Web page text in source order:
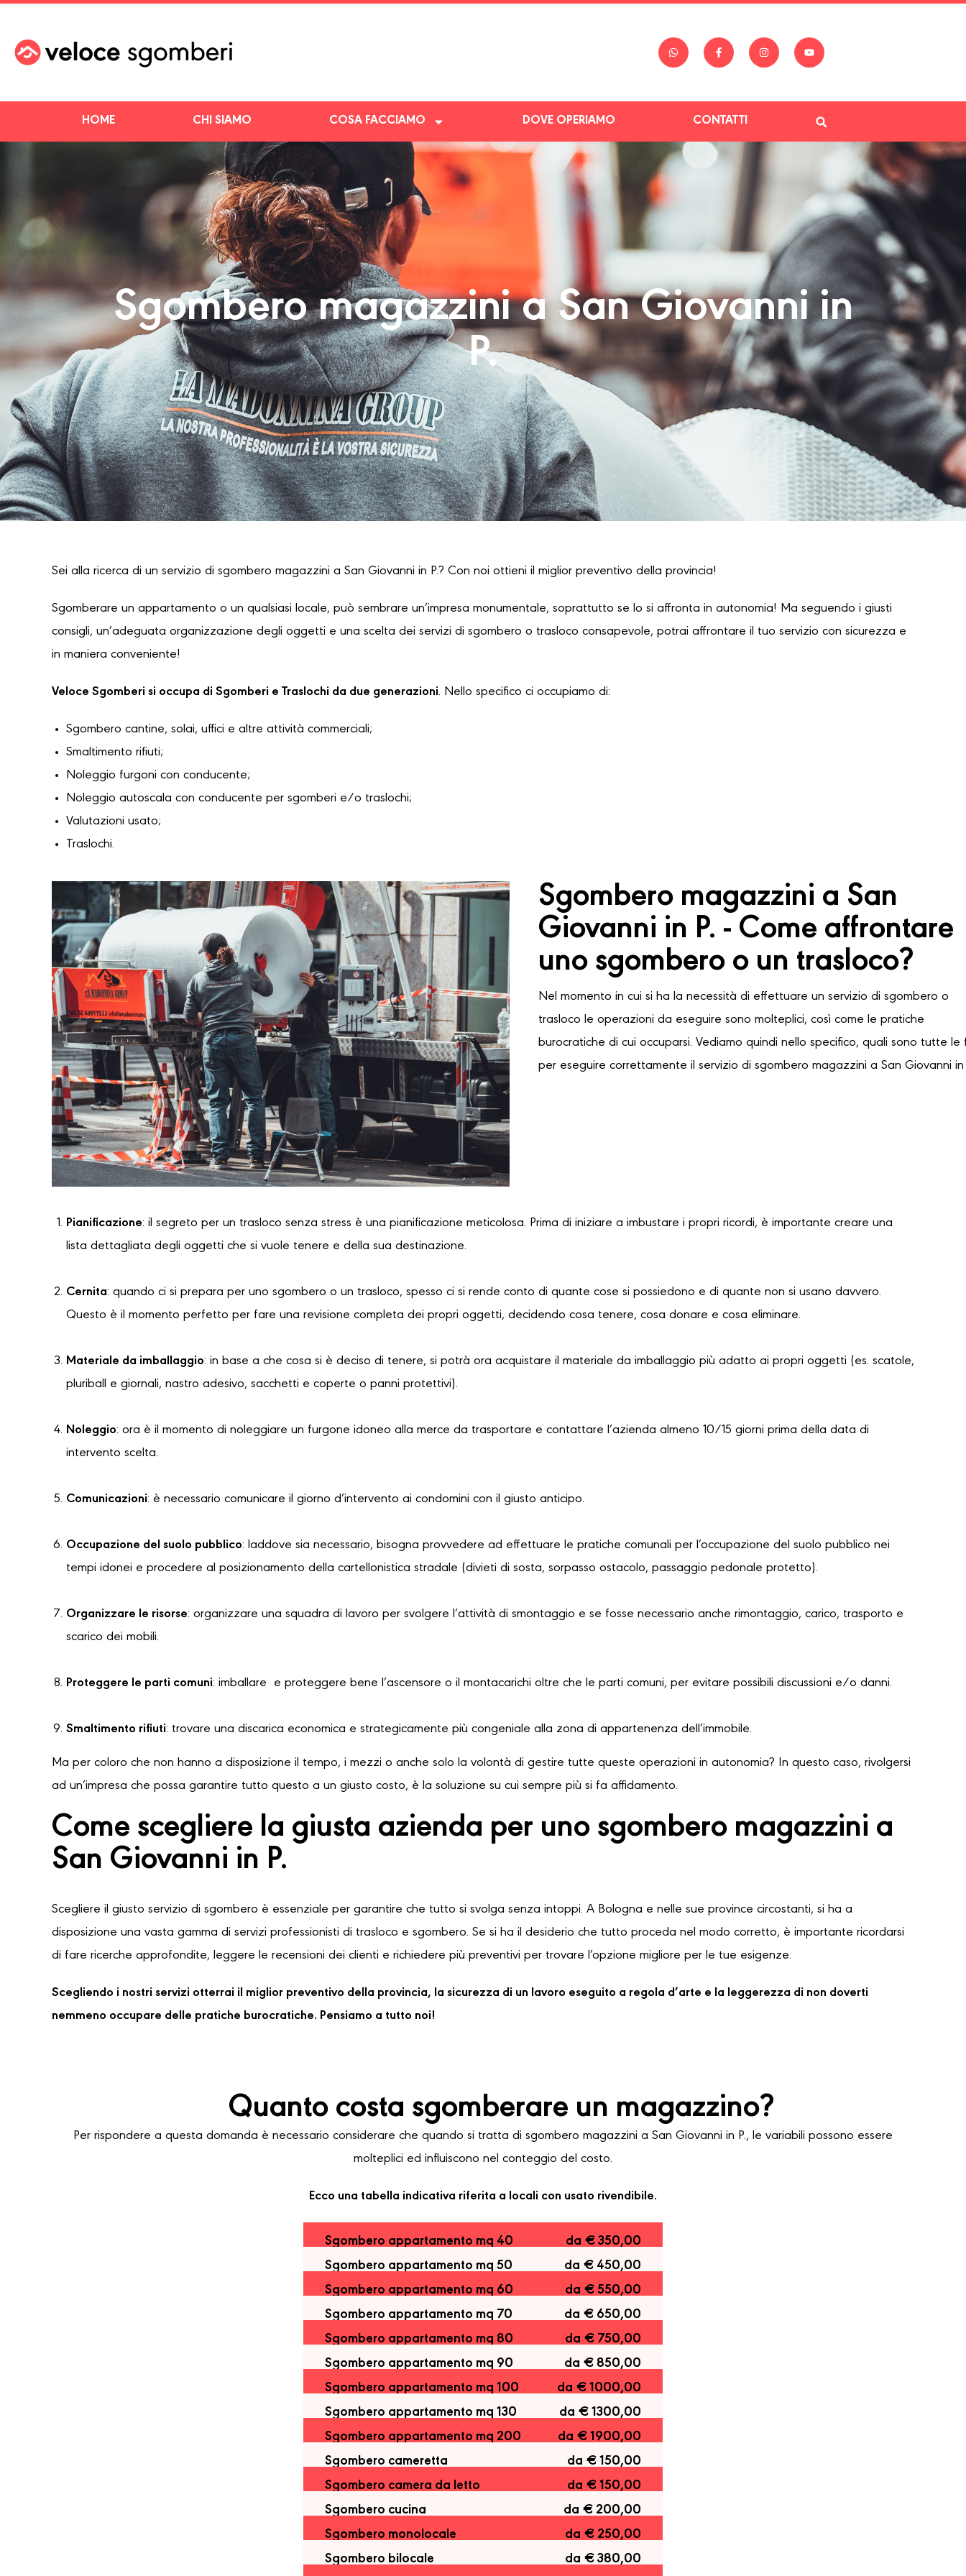
HOME CHI SIAMO COSA FACCIAMO DOVE OPERIAMO CONTATTI
Sgombero magazzini a San Giovanni in
P.
Sei alla ricerca di un servizio di sgombero magazzini a San Giovanni in P.? Con noi ottieni il miglior preventivo della provincia!
Sgomberare un appartamento o un qualsiasi locale, può sembrare un’impresa monumentale, soprattutto se lo si affronta in autonomia! Ma seguendo i giusti
consigli, un’adeguata organizzazione degli oggetti e una scelta dei servizi di sgombero o trasloco consapevole, potrai affrontare il tuo servizio con sicurezza e
in maniera conveniente!
Veloce Sgomberi si occupa di Sgomberi e Traslochi da due generazioni. Nello specifico ci occupiamo di:
Sgombero cantine, solai, uffici e altre attività commerciali;
Smaltimento rifiuti;
Noleggio furgoni con conducente;
Noleggio autoscala con conducente per sgomberi e/o traslochi;
Valutazioni usato;
Traslochi.
Sgombero magazzini a San
Giovanni in P. - Come affrontare
uno sgombero o un trasloco?
Nel momento in cui si ha la necessità di effettuare un servizio di sgombero o
trasloco le operazioni da eseguire sono molteplici, così come le pratiche
burocratiche di cui occuparsi. Vediamo quindi nello specifico, quali sono tutte le
per eseguire correttamente il servizio di sgombero magazzini a San Giovanni in
Pianificazione: il segreto per un trasloco senza stress è una pianificazione meticolosa. Prima di iniziare a imbustare i propri ricordi, è importante creare una
lista dettagliata degli oggetti che si vuole tenere e della sua destinazione.
Cernita: quando ci si prepara per uno sgombero o un trasloco, spesso ci si rende conto di quante cose si possiedono e di quante non si usano davvero.
Questo è il momento perfetto per fare una revisione completa dei propri oggetti, decidendo cosa tenere, cosa donare e cosa eliminare.
Materiale da imballaggio: in base a che cosa si è deciso di tenere, si potrà ora acquistare il materiale da imballaggio più adatto ai propri oggetti (es. scatole,
pluriball e giornali, nastro adesivo, sacchetti e coperte o panni protettivi).
Noleggio: ora è il momento di noleggiare un furgone idoneo alla merce da trasportare e contattare l’azienda almeno 10/15 giorni prima della data di
intervento scelta.
Comunicazioni: è necessario comunicare il giorno d’intervento ai condomini con il giusto anticipo.
Occupazione del suolo pubblico: laddove sia necessario, bisogna provvedere ad effettuare le pratiche comunali per l’occupazione del suolo pubblico nei
tempi idonei e procedere al posizionamento della cartellonistica stradale (divieti di sosta, sorpasso ostacolo, passaggio pedonale protetto).
Organizzare le risorse: organizzare una squadra di lavoro per svolgere l’attività di smontaggio e se fosse necessario anche rimontaggio, carico, trasporto e
scarico dei mobili.
Proteggere le parti comuni: imballare e proteggere bene l’ascensore o il montacarichi oltre che le parti comuni, per evitare possibili discussioni e/o danni.
Smaltimento rifiuti: trovare una discarica economica e strategicamente più congeniale alla zona di appartenenza dell’immobile.
Ma per coloro che non hanno a disposizione il tempo, i mezzi o anche solo la volontà di gestire tutte queste operazioni in autonomia? In questo caso, rivolgersi
ad un’impresa che possa garantire tutto questo a un giusto costo, è la soluzione su cui sempre più si fa affidamento.
Come scegliere la giusta azienda per uno sgombero magazzini a
San Giovanni in P.
Scegliere il giusto servizio di sgombero è essenziale per garantire che tutto si svolga senza intoppi. A Bologna e nelle sue province circostanti, si ha a
disposizione una vasta gamma di servizi professionisti di trasloco e sgombero. Se si ha il desiderio che tutto proceda nel modo corretto, è importante ricordarsi
di fare ricerche approfondite, leggere le recensioni dei clienti e richiedere più preventivi per trovare l’opzione migliore per le tue esigenze.
Scegliendo i nostri servizi otterrai il miglior preventivo della provincia, la sicurezza di un lavoro eseguito a regola d’arte e la leggerezza di non doverti
nemmeno occupare delle pratiche burocratiche. Pensiamo a tutto noi!
Quanto costa sgomberare un magazzino?
Per rispondere a questa domanda è necessario considerare che quando si tratta di sgombero magazzini a San Giovanni in P., le variabili possono essere
molteplici ed influiscono nel conteggio del costo.
Ecco una tabella indicativa riferita a locali con usato rivendibile.
Sgombero appartamento mq 40
da € 350,00
Sgombero appartamento mq 50
da € 450,00
Sgombero appartamento mq 60
da € 550,00
Sgombero appartamento mq 70
da € 650,00
Sgombero appartamento mq 80
da € 750,00
Sgombero appartamento mq 90
da € 850,00
Sgombero appartamento mq 100
da € 1000,00
Sgombero appartamento mq 130
da € 1300,00
Sgombero appartamento mq 200
da € 1900,00
Sgombero cameretta
da € 150,00
Sgombero camera da letto
da € 150,00
Sgombero cucina
da € 200,00
Sgombero monolocale
da € 250,00
Sgombero bilocale
da € 380,00